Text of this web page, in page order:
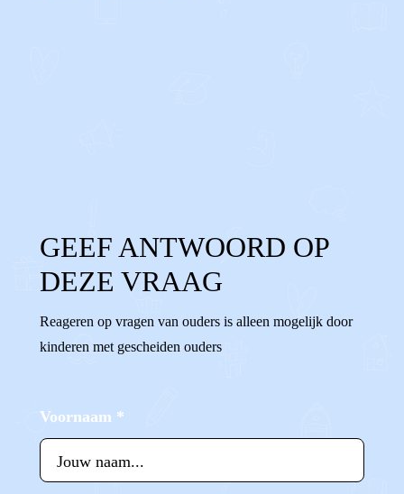
GEEF ANTWOORD OP
DEZE VRAAG
Reageren op vragen van ouders is alleen mogelijk door
kinderen met gescheiden ouders
Voornaam *